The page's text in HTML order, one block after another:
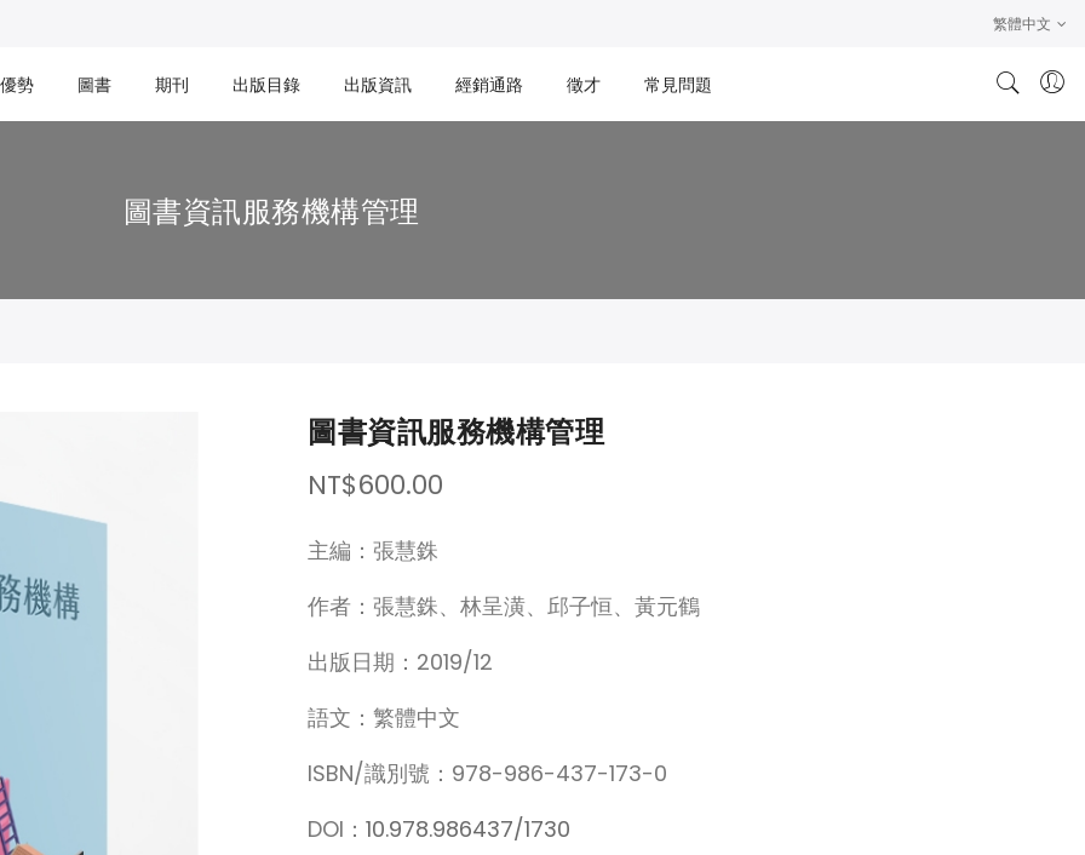
繁體中文
勢 圖書 期刊 出版目錄 出版資訊 經銷通路 徵才 常見問題
圖書資訊服務機構管理
圖書資訊服務機構管理
NT$600.00
主編：張慧銖
作者：張慧銖、林呈潢、邱子恒、黃元鶴
出版日期：2019/12
語文：繁體中文
ISBN/識別號：978-986-437-173-0
DOI： 10.978.986437/1730